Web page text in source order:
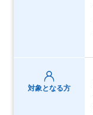
対象となる方